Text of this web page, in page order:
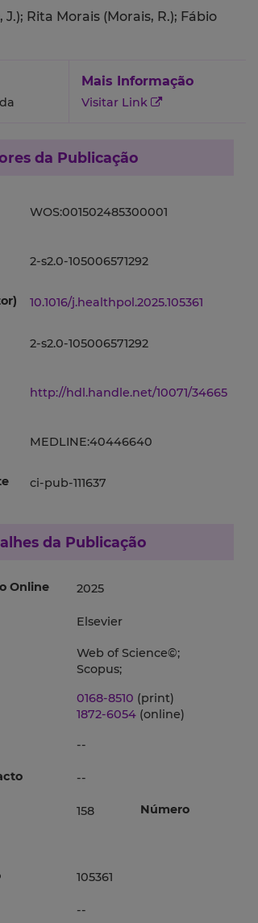
J.); Rita Morais (Morais, R.); Fábio
Mais Informação
Visitar Link
da Publicação
WOS:001502485300001
2-s2.0-105006571292
10.1016/j.healthpol.2025.105361
2-s2.0-105006571292
http://hdl.handle.net/10071/34665
MEDLINE:40446640
ci-pub-111637
da Publicação
Online 2025
Elsevier
Web of Science©;
Scopus;
0168-8510 (print)
1872-6054 (online)
--
--
158 Número
105361
--